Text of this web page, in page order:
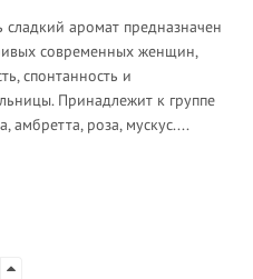
аромат предназначен
современных женщин,
спонтанность и
Принадлежит к группе
амбретта, роза, мускус....